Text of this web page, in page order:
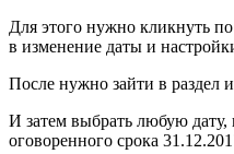
Для этого нужно кликнуть
в изменение даты и
После нужно зайти в раздел
И затем выбрать любую дату,
оговоренного срока